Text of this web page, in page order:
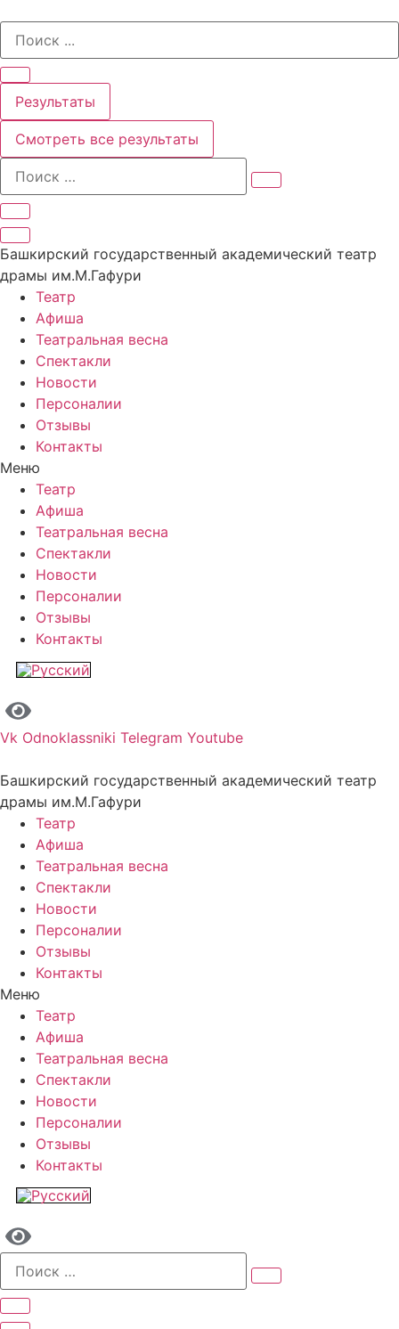
содержимому
Search
Результаты
Смотреть все результаты
Башкирский государственный академический театр
драмы им.М.Гафури
Театр
Афиша
Театральная весна
Спектакли
Новости
Персоналии
Отзывы
Контакты
Меню
Театр
Афиша
Театральная весна
Спектакли
Новости
Персоналии
Отзывы
Контакты
Vk Odnoklassniki Telegram Youtube
Башкирский государственный академический театр
драмы им.М.Гафури
Театр
Афиша
Театральная весна
Спектакли
Новости
Персоналии
Отзывы
Контакты
Меню
Театр
Афиша
Театральная весна
Спектакли
Новости
Персоналии
Отзывы
Контакты